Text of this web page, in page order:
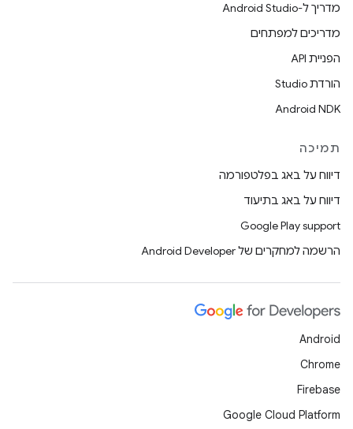
מדריך ל-Android Studio
מדריכים למפתחים
הפניית API
הורדת Studio
Android NDK
תמיכה
דיווח על באג בפלטפורמה
דיווח על באג בתיעוד
Google Play support
הרשמה למחקרים של Android Developer
Android
Chrome
Firebase
Google Cloud Platform